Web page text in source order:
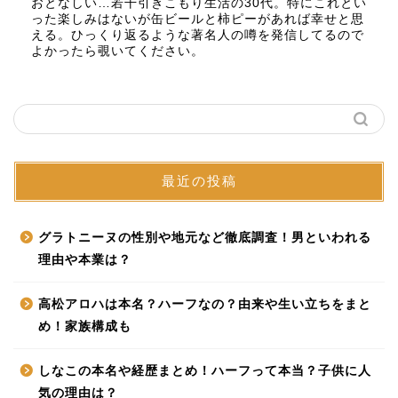
おとなしい…若干引きこもり生活の30代。特にこれとい
った楽しみはないが缶ビールと柿ピーがあれば幸せと思
える。ひっくり返るような著名人の噂を発信してるので
よかったら覗いてください。
最近の投稿
グラトニーヌの性別や地元など徹底調査！男といわれる
理由や本業は？
高松アロハは本名？ハーフなの？由来や生い立ちをまと
め！家族構成も
しなこの本名や経歴まとめ！ハーフって本当？子供に人
気の理由は？